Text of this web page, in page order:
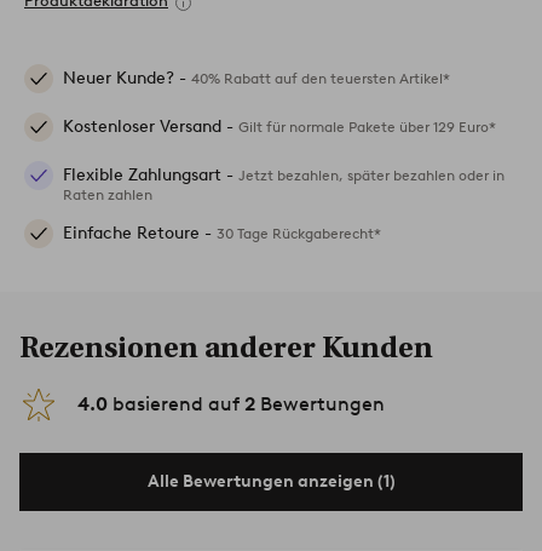
Neuer Kunde? - 40% Rabatt auf den teuersten Artikel*
Kostenloser Versand - Gilt für normale Pakete über 129 Euro*
Flexible Zahlungsart - Jetzt bezahlen, später bezahlen oder in
Raten zahlen
Einfache Retoure - 30 Tage Rückgaberecht*
Rezensionen anderer Kunden
4.0 basierend auf 2 Bewertungen
Alle Bewertungen anzeigen (1)